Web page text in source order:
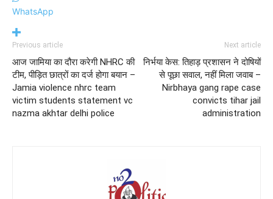
WhatsApp
Previous article
आज जामिया का दौरा करेगी NHRC की
टीम, पीड़ित छात्रों का दर्ज होगा बयान –
Jamia violence nhrc team
victim students statement vc
nazma akhtar delhi police
Next article
निर्भया केस: तिहाड़ प्रशासन ने दोषियों
से पूछा सवाल, नहीं मिला जवाब –
Nirbhaya gang rape case
convicts tihar jail
administration